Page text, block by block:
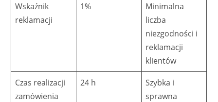
Wskaźnik
reklamacji
1%
Minimalna
liczba
niezgodności i
reklamacji
klientów
Czas realizacji
zamówienia
24 h
Szybka i
sprawna